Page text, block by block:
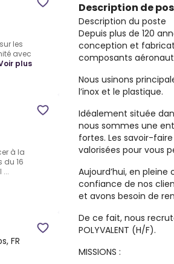
les
avec
plus
à la
du 16
...
FR
Description de
Description du poste
Depuis plus de 120
conception et
composants
Nous usinons
l’inox et le plastique.
Idéalement située
nous sommes une
fortes. Les savoir-
valorisées pour vous
Aujourd’hui, en
confiance de nos
et avons besoin de
De ce fait, nous
POLYVALENT (H/F).
MISSIONS :